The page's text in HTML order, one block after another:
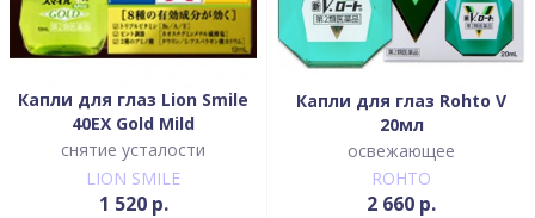
Капли для глаз Lion Smile
40EX Gold Mild
снятие усталости
LION SMILE
1 520 р.
Капли для глаз Rohto V
20мл
освежающее
ROHTO
2 660 р.